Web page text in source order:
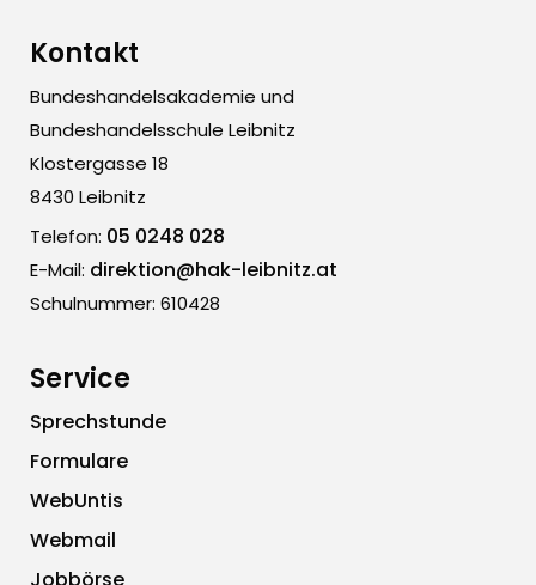
Kontakt
Bundeshandelsakademie und
Bundeshandelsschule Leibnitz
Klostergasse 18
8430 Leibnitz
Telefon: 05 0248 028
E-Mail: direktion@hak-leibnitz.at
Schulnummer: 610428
Service
Sprechstunde
Formulare
WebUntis
Webmail